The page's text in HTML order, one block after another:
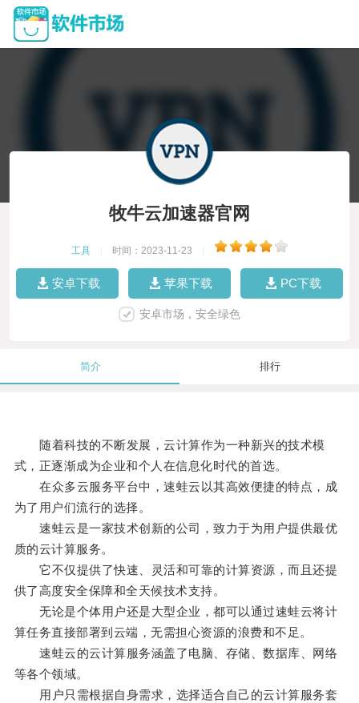
牧牛云加速器官网
工具 时间：2023-11-23
安卓下载 苹果下载 PC下载
安卓市场，安全绿色
简介 排行
随着科技的不断发展，云计算作为一种新兴的技术模
式，正逐渐成为企业和个人在信息化时代的首选。
在众多云服务平台中，速蛙云以其高效便捷的特点，成
为了用户们流行的选择。
速蛙云是一家技术创新的公司，致力于为用户提供最优
质的云计算服务。
它不仅提供了快速、灵活和可靠的计算资源，而且还提
供了高度安全保障和全天候技术支持。
无论是个体用户还是大型企业，都可以通过速蛙云将计
算任务直接部署到云端，无需担心资源的浪费和不足。
速蛙云的云计算服务涵盖了电脑、存储、数据库、网络
等各个领域。
用户只需根据自身需求，选择适合自己的云计算服务套